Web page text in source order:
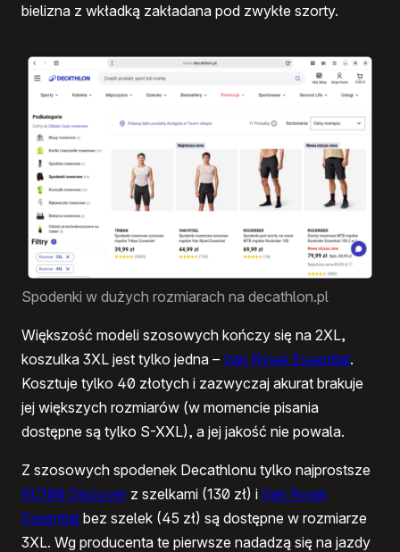
bielizna z wkładką zakładana pod zwykłe szorty.
Spodenki w dużych rozmiarach na decathlon.pl
Większość modeli szosowych kończy się na 2XL,
koszulka 3XL jest tylko jedna – Van Rysel Essential.
Kosztuje tylko 40 złotych i zazwyczaj akurat brakuje
jej większych rozmiarów (w momencie pisania
dostępne są tylko S-XXL), a jej jakość nie powala.
Z szosowych spodenek Decathlonu tylko najprostsze
RC100 Discover z szelkami (130 zł) i Van Rysel
Essential bez szelek (45 zł) są dostępne w rozmiarze
3XL. Wg producenta te pierwsze nadadzą się na jazdy